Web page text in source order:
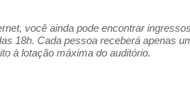
você ainda pode encontrar
18h. Cada pessoa receberá apenas
à lotação máxima do auditório.